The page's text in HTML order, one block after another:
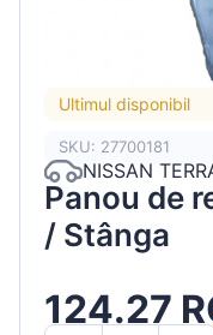
Ultimul disponibil
SKU: 27700181
NISSAN
Panou de
/ Stânga
124.27